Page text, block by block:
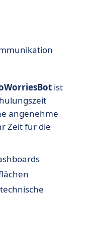
ist
angenehme
Zeit für die